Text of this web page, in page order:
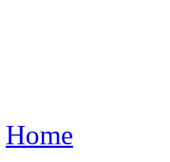
Home